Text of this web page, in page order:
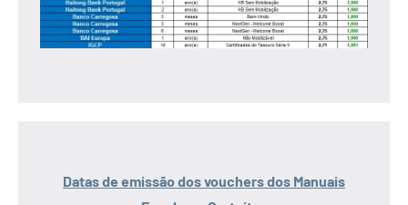
Datas de emissão dos vouchers dos Manuais